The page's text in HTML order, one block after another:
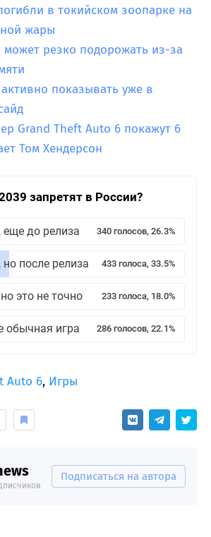
в токийском зоопарке на
жары
может резко подорожать из-за
активно показывать уже в
Grand Theft Auto 6 покажут 6
Том Хендерсон
запретят в России?
еще до релиза 340 голосов, 26.3%
после релиза 433 голоса, 33.5%
это не точно 233 голоса, 18.0%
обычная игра 286 голосов, 22.1%
Auto 6, Игры
Подписаться на автора